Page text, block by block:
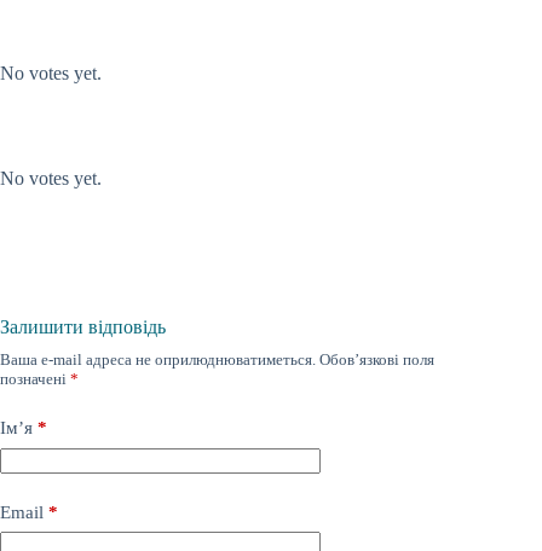
No votes yet.
No votes yet.
Залишити відповідь
Ваша e-mail адреса не оприлюднюватиметься. Обов’язкові поля
позначені *
Ім’я *
Email *